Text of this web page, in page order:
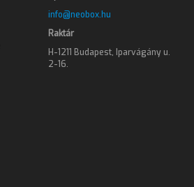
info@neobox.hu
Raktár
H-1211 Budapest, Iparvágány u.
2-16.